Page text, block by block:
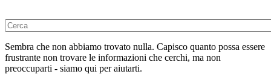
Sembra che non abbiamo trovato nulla. Capisco quanto possa essere
frustrante non trovare le informazioni che cerchi, ma non
preoccuparti - siamo qui per aiutarti.